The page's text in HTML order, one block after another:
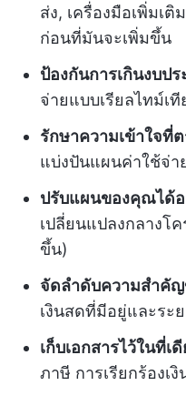
ส่ง, เครื่องมือเพิ่มเติ
ก่อนที่มันจะเพิ่มขึ้น
ป้องกันการเกินงบป
จ่ายแบบเรียลไทม์เ
รักษาความเข้าใจที่
แบ่งปันแผนค่าใช้จ่า
ปรับแผนของคุณได้อ
เปลี่ยนแปลงกลางโ
ขึ้น)
จัดลำดับความสำคัญ
เงินสดที่มีอยู่และระ
เก็บเอกสารไว้ในที่เ
ภาษี การเรียกร้องเ